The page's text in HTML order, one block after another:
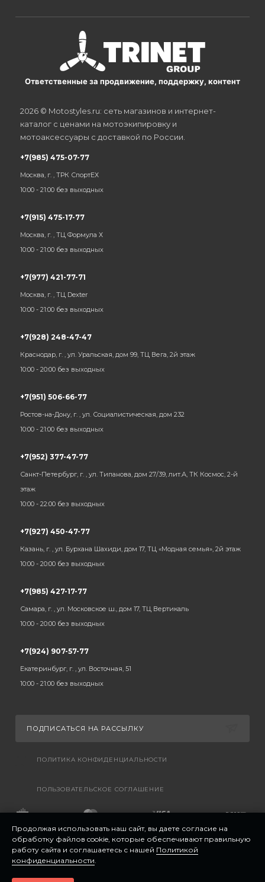
Ответственные за продвижение, поддержку, контент
2026 © Motostyles.ru: сеть магазинов и интернет-
каталог с ценами на мотоэкипировку и
мотоаксессуары с доставкой по России.
+7(985) 475-07-77
Москва, г. , ТРК СпортЕХ
10:00 - 21:00 без выходных
+7(915) 475-17-77
Москва, г. , ТЦ Формула Х
10:00 - 21:00 без выходных
+7(977) 421-77-71
Москва, г. , ТЦ Dexter
10:00 - 21:00 без выходных
+7(928) 248-47-47
Краснодар, г. , ул. Уральская, дом 99, ТЦ Вега, 2й этаж
10:00 - 20:00 без выходных
+7(951) 506-66-77
Ростов-на-Дону, г. , ул. Социалистическая, дом 232
10:00 - 21:00 без выходных
+7(952) 377-47-77
Санкт-Петербург, г. , ул. Типанова, дом 27/39, лит.А, ТК Космос, 2-й
этаж
10:00 - 22:00 без выходных
+7(927) 450-47-77
Казань, г. , ул. Бурхана Шахиди, дом 17, ТЦ «Модная семья», 2й этаж
10:00 - 20:00 без выходных
+7(985) 427-17-77
Самара, г. , ул. Московское ш., дом 17, ТЦ Вертикаль
10:00 - 20:00 без выходных
+7(924) 907-57-77
Екатеринбург, г. , ул. Восточная, 51
10:00 - 21:00 без выходных
ПОДПИСАТЬСЯ НА РАССЫЛКУ
ПОЛИТИКА КОНФИДЕНЦИАЛЬНОСТИ
ПОЛЬЗОВАТЕЛЬСКОЕ СОГЛАШЕНИЕ
Продолжая использовать наш сайт, вы даете согласие на
обработку файлов cookie, которые обеспечивают правильную
работу сайта и соглашаетесь с нашей Политикой
конфиденциальности.